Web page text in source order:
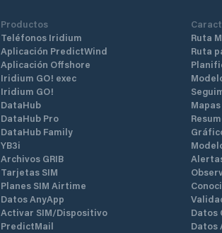
Productos
Teléfonos Iridium
Aplicación PredictWind
Aplicación Offshore
Iridium GO! exec
Iridium GO!
DataHub
DataHub Pro
DataHub Family
YB3i
Archivos GRIB
Tarjetas SIM
Planes SIM Airtime
Datos AnyApp
Activar SIM/Dispositivo
PredictMail
Ruta
Ruta
Mapas
Datos
Datos